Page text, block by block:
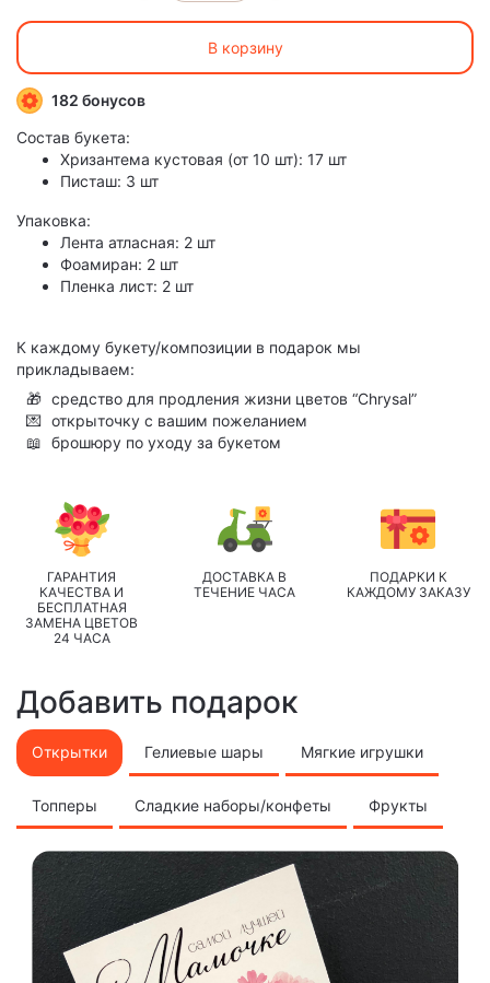
В корзину
182 бонусов
Состав букета:
Хризантема кустовая (от 10 шт): 17 шт
Писташ: 3 шт
Упаковка:
Лента атласная: 2 шт
Фоамиран: 2 шт
Пленка лист: 2 шт
К каждому букету/композиции в подарок мы
прикладываем:
🎁 средство для продления жизни цветов “Chrysal”
💌 открыточку с вашим пожеланием
📖 брошюру по уходу за букетом
ГАРАНТИЯ
КАЧЕСТВА И
БЕСПЛАТНАЯ
ЗАМЕНА ЦВЕТОВ
24 ЧАСА
ДОСТАВКА В
ТЕЧЕНИЕ ЧАСА
ПОДАРКИ К
КАЖДОМУ ЗАКАЗУ
Добавить подарок
Открытки Гелиевые шары Мягкие игрушки
Топперы Сладкие наборы/конфеты Фрукты